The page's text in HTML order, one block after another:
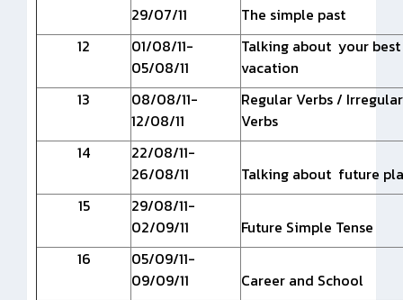
29/07/11
The simple past
12
01/08/11-
05/08/11
Talking about your best
vacation
13
08/08/11-
12/08/11
Regular Verbs / Irregular
Verbs
14
22/08/11-
26/08/11
Talking about future
15
29/08/11-
02/09/11
Future Simple Tense
16
05/09/11-
09/09/11
Career and School